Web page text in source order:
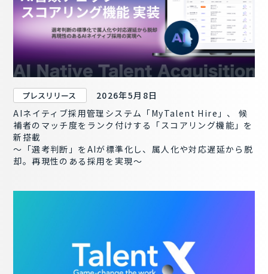
プレスリリース
2026年5月8日
AIネイティブ採用管理システム「MyTalent Hire」、 候
補者のマッチ度をランク付けする「スコアリング機能」を
新搭載
〜「選考判断」をAIが標準化し、属人化や対応遅延から脱
却。再現性のある採用を実現～